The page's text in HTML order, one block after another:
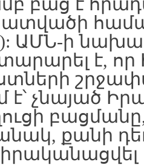
բաց է
ԱՄՆ-ի
է, որ
չնայած
քանի